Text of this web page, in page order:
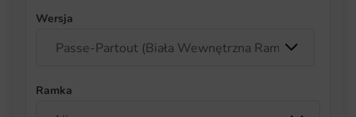
Wersja
Ramka